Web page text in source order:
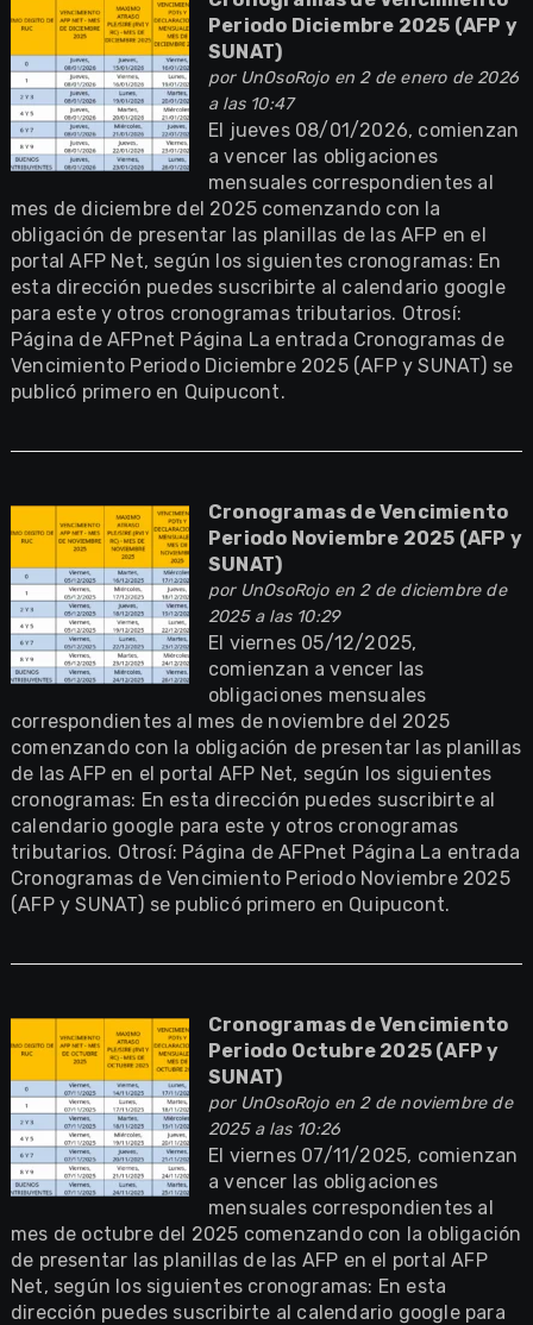
Periodo Diciembre 2025 (AFP y
SUNAT)
por UnOsoRojoen 2 de enero de 2026
a las 10:47
El jueves 08/01/2026, comienzan
a vencer las obligaciones
mensuales correspondientes al
mes de diciembre del 2025 comenzando con la
obligación de presentar las planillas de las AFP en el
portal AFP Net, según los siguientes cronogramas: En
esta dirección puedes suscribirte al calendario google
para este y otros cronogramas tributarios. Otrosí:
Página de AFPnet Página La entrada Cronogramas de
Vencimiento Periodo Diciembre 2025 (AFP y SUNAT) se
publicó primero en Quipucont.
Cronogramas de Vencimiento
Periodo Noviembre 2025 (AFP y
SUNAT)
por UnOsoRojoen 2 de diciembre de
2025 a las 10:29
El viernes 05/12/2025,
comienzan a vencer las
obligaciones mensuales
correspondientes al mes de noviembre del 2025
comenzando con la obligación de presentar las planillas
de las AFP en el portal AFP Net, según los siguientes
cronogramas: En esta dirección puedes suscribirte al
calendario google para este y otros cronogramas
tributarios. Otrosí: Página de AFPnet Página La entrada
Cronogramas de Vencimiento Periodo Noviembre 2025
(AFP y SUNAT) se publicó primero en Quipucont.
Cronogramas de Vencimiento
Periodo Octubre 2025 (AFP y
SUNAT)
por UnOsoRojoen 2 de noviembre de
2025 a las 10:26
El viernes 07/11/2025, comienzan
a vencer las obligaciones
mensuales correspondientes al
mes de octubre del 2025 comenzando con la obligación
de presentar las planillas de las AFP en el portal AFP
Net, según los siguientes cronogramas: En esta
dirección puedes suscribirte al calendario google para